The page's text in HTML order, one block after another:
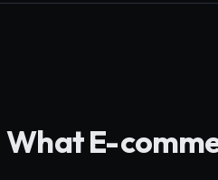
WhatE-